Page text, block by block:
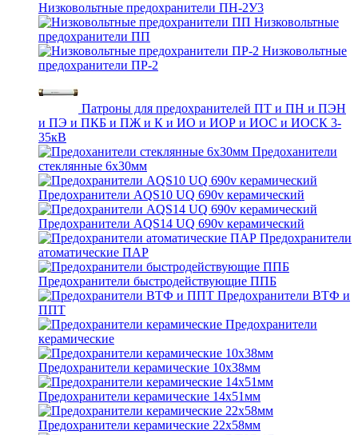
Низковольтные предохранители ПН-2У3
Низковольтные
предохранители ПП
Низковольтные
предохранители ПР-2
Патроны для предохранителей ПТ и ПН и ПЭН
и ПЭ и ПКБ и ПЖ и К и ИО и ИОР и ИОС и ИОСК 3-
35кВ
Предоханители
стеклянные 6х30мм
Предохранители AQS10 UQ 690v керамический
Предохранители AQS14 UQ 690v керамический
Предохранители
атоматические ПАР
Предохранители быстродействующие ППБ
Предохранители ВТФ и
ППТ
Предохранители
керамические
Предохранители керамические 10х38мм
Предохранители керамические 14х51мм
Предохранители керамические 22х58мм